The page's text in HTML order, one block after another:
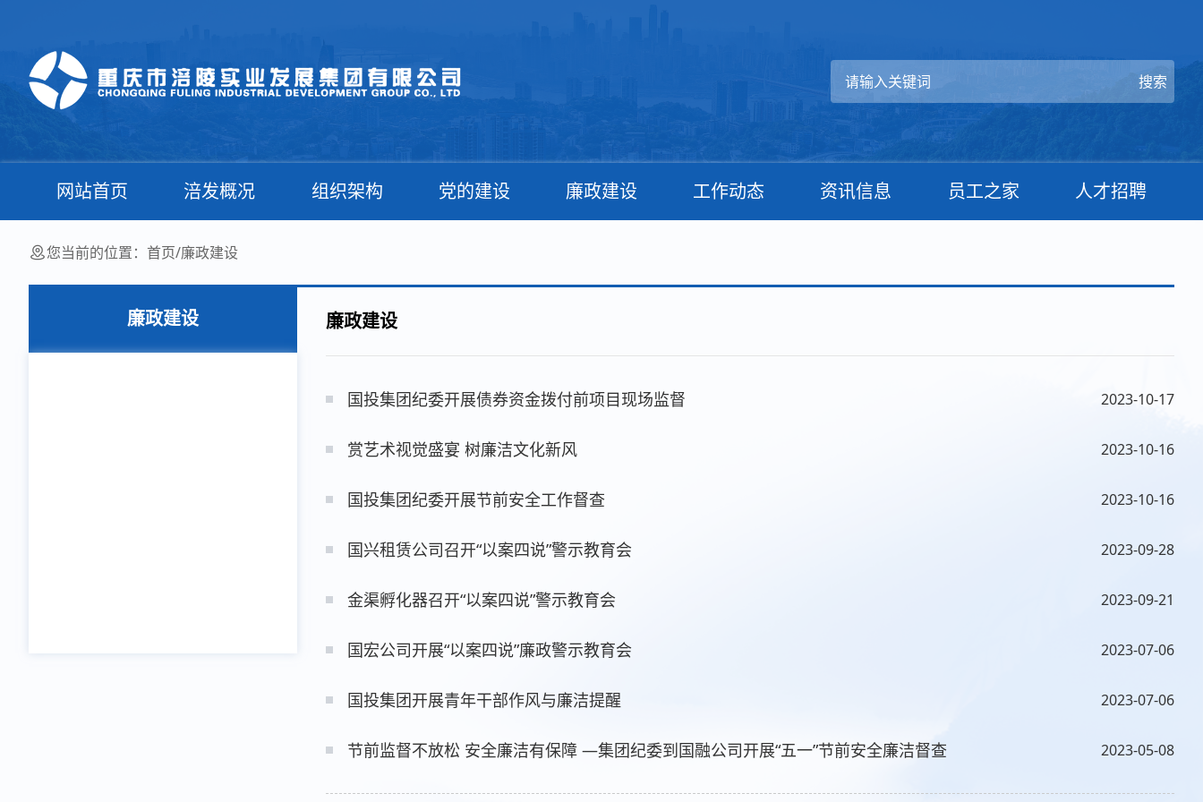
网站首页 涪发概况 组织架构 党的建设 廉政建设 工作动态 资讯信息 员工之家 人才招聘
您当前的位置： 首页/廉政建设
廉政建设 廉政建设
国投集团纪委开展债券资金拨付前项目现场监督 2023-10-17
赏艺术视觉盛宴 树廉洁文化新风 2023-10-16
国投集团纪委开展节前安全工作督查 2023-10-16
国兴租赁公司召开“以案四说”警示教育会 2023-09-28
金渠孵化器召开“以案四说”警示教育会 2023-09-21
国宏公司开展“以案四说”廉政警示教育会 2023-07-06
国投集团开展青年干部作风与廉洁提醒 2023-07-06
节前监督不放松 安全廉洁有保障 —集团纪委到国融公司开展“五一”节前安全廉洁督查 2023-05-08